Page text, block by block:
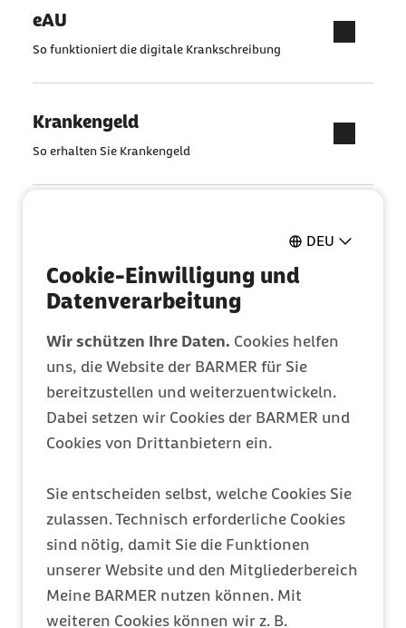
DEU
Cookie-Einwilligung und
Datenverarbeitung
Wir schützen Ihre Daten. Cookies helfen
uns, die Website der BARMER für Sie
bereitzustellen und weiterzuentwickeln.
Dabei setzen wir Cookies der BARMER und
Cookies von Drittanbietern ein.
Sie entscheiden selbst, welche Cookies Sie
zulassen. Technisch erforderliche Cookies
sind nötig, damit Sie die Funktionen
unserer Website und den Mitgliederbereich
Meine BARMER nutzen können. Mit
weiteren Cookies können wir z. B.
eAU
So funktioniert die digitale Krankschreibung
Krankengeld
So erhalten Sie Krankengeld
Barmer Bonus
Meine Barmer
Ein Zugang für alles